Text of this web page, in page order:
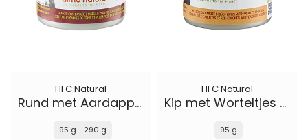
HFC Natural
Rund met Aardappelen en Erwten
95 g 290 g
HFC Natural
Kip met Worteltjes en Rijst
95 g